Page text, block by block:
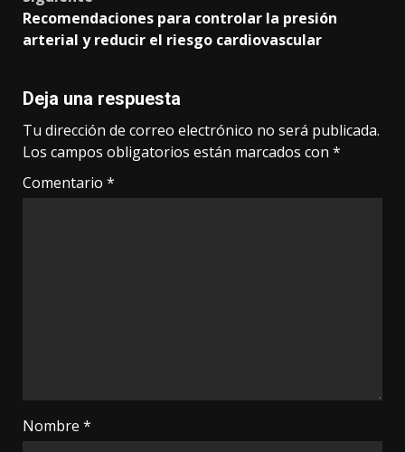
Recomendaciones para controlar la presión
arterial y reducir el riesgo cardiovascular
Deja una respuesta
Tu dirección de correo electrónico no será publicada.
Los campos obligatorios están marcados con *
Comentario *
Nombre *